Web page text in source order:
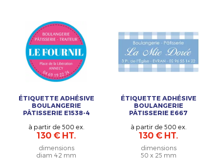
ÉTIQUETTE ADHÉSIVE
BOULANGERIE
PÂTISSERIE E1538-4
à partir de 500 ex.
130 € HT.
dimensions
diam 42 mm
ÉTIQUETTE ADHÉSIVE
BOULANGERIE
PÂTISSERIE E667
à partir de 500 ex.
130 € HT.
dimensions
50 x 25 mm